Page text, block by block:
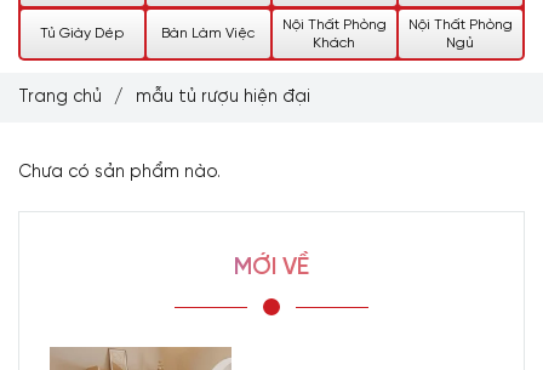
Tủ Giày Dép Bàn Làm Việc
Nội Thất Phòng
Khách
Nội Thất Phòng
Ngủ
Trang chủ / mẫu tủ rượu hiện đại
Chưa có sản phẩm nào.
MỚI VỀ